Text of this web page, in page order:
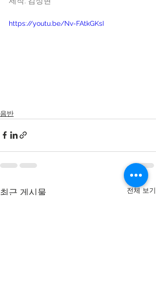
https://youtu.be/Nv-FAtkGKsI
음반
최근 게시물 전체 보기